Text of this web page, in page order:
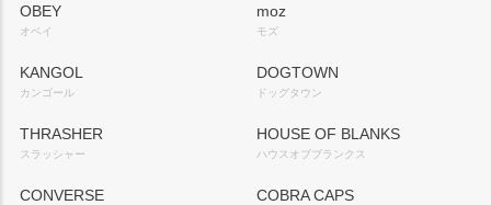
OBEY
オベイ
moz
モズ
KANGOL
カンゴール
DOGTOWN
ドッグタウン
THRASHER
スラッシャー
HOUSE OF BLANKS
ハウスオブブランクス
CONVERSE COBRA CAPS